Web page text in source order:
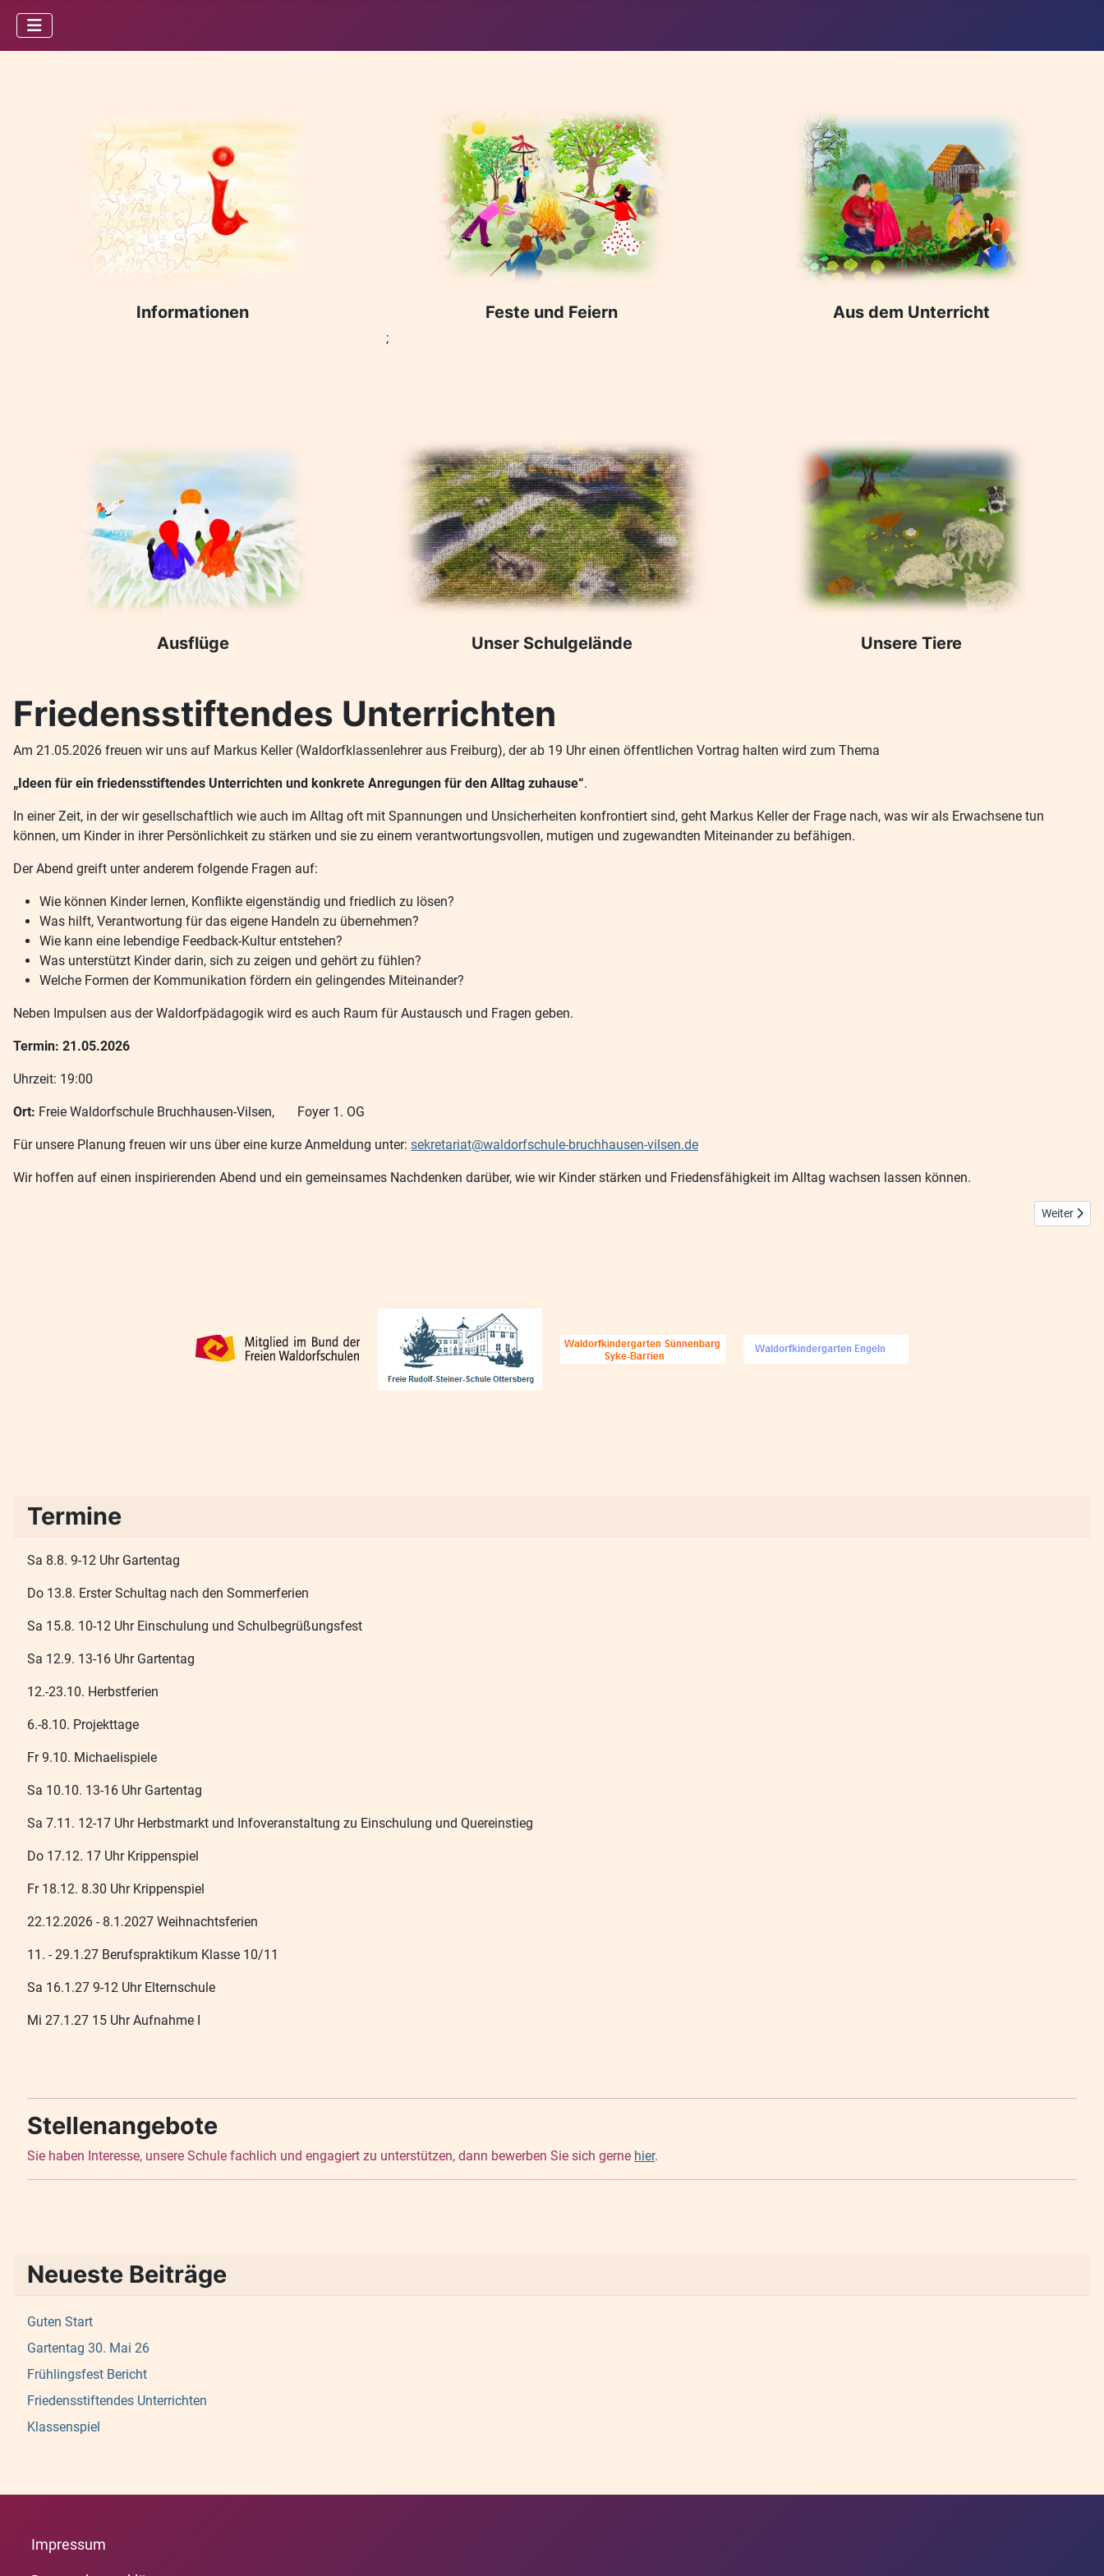
Informationen Feste und Feiern
;
Aus dem Unterricht
Ausflüge Unser Schulgelände Unsere Tiere
Friedensstiftendes Unterrichten
Am 21.05.2026 freuen wir uns auf Markus Keller (Waldorfklassenlehrer aus Freiburg), der ab 19 Uhr einen öffentlichen Vortrag halten wird zum Thema
„Ideen für ein friedensstiftendes Unterrichten und konkrete Anregungen für den Alltag zuhause“.
In einer Zeit, in der wir gesellschaftlich wie auch im Alltag oft mit Spannungen und Unsicherheiten konfrontiert sind, geht Markus Keller der Frage nach, was wir als Erwachsene tun
können, um Kinder in ihrer Persönlichkeit zu stärken und sie zu einem verantwortungsvollen, mutigen und zugewandten Miteinander zu befähigen.
Der Abend greift unter anderem folgende Fragen auf:
Wie können Kinder lernen, Konflikte eigenständig und friedlich zu lösen?
Was hilft, Verantwortung für das eigene Handeln zu übernehmen?
Wie kann eine lebendige Feedback-Kultur entstehen?
Was unterstützt Kinder darin, sich zu zeigen und gehört zu fühlen?
Welche Formen der Kommunikation fördern ein gelingendes Miteinander?
Neben Impulsen aus der Waldorfpädagogik wird es auch Raum für Austausch und Fragen geben.
Termin: 21.05.2026
Uhrzeit: 19:00
Ort: Freie Waldorfschule Bruchhausen-Vilsen, Foyer 1. OG
Für unsere Planung freuen wir uns über eine kurze Anmeldung unter: sekretariat@waldorfschule-bruchhausen-vilsen.de
Wir hoffen auf einen inspirierenden Abend und ein gemeinsames Nachdenken darüber, wie wir Kinder stärken und Friedensfähigkeit im Alltag wachsen lassen können.
Nächster
Weiter
Termine
Sa 8.8. 9-12 Uhr Gartentag
Do 13.8. Erster Schultag nach den Sommerferien
Sa 15.8. 10-12 Uhr Einschulung und Schulbegrüßungsfest
Sa 12.9. 13-16 Uhr Gartentag
12.-23.10. Herbstferien
6.-8.10. Projekttage
Fr 9.10. Michaelispiele
Sa 10.10. 13-16 Uhr Gartentag
Sa 7.11. 12-17 Uhr Herbstmarkt und Infoveranstaltung zu Einschulung und Quereinstieg
Do 17.12. 17 Uhr Krippenspiel
Fr 18.12. 8.30 Uhr Krippenspiel
22.12.2026 - 8.1.2027 Weihnachtsferien
11. - 29.1.27 Berufspraktikum Klasse 10/11
Sa 16.1.27 9-12 Uhr Elternschule
Mi 27.1.27 15 Uhr Aufnahme I
Stellenangebote
Sie haben Interesse, unsere Schule fachlich und engagiert zu unterstützen, dann bewerben Sie sich gerne hier.
Neueste Beiträge
Guten Start
Gartentag 30. Mai 26
Frühlingsfest Bericht
Friedensstiftendes Unterrichten
Klassenspiel
Impressum